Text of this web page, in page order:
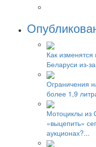
Как
Беларуси из-
Ограничения
более 1,9
Мотоциклы
«выцепить»
аукционах?...